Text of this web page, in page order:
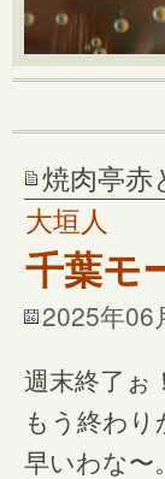
焼肉亭赤
大垣人
千葉モ
2025年06
週末終了ぉ
もう終わり
早いわな〜。